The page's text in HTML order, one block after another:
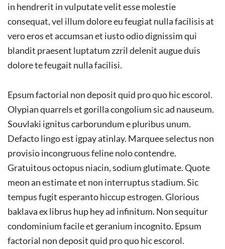
in hendrerit in vulputate velit esse molestie
consequat, vel illum dolore eu feugiat nulla facilisis at
vero eros et accumsan et iusto odio dignissim qui
blandit praesent luptatum zzril delenit augue duis
dolore te feugait nulla facilisi.
Epsum factorial non deposit quid pro quo hic escorol.
Olypian quarrels et gorilla congolium sic ad nauseum.
Souvlaki ignitus carborundum e pluribus unum.
Defacto lingo est igpay atinlay. Marquee selectus non
provisio incongruous feline nolo contendre.
Gratuitous octopus niacin, sodium glutimate. Quote
meon an estimate et non interruptus stadium. Sic
tempus fugit esperanto hiccup estrogen. Glorious
baklava ex librus hup hey ad infinitum. Non sequitur
condominium facile et geranium incognito. Epsum
factorial non deposit quid pro quo hic escorol.